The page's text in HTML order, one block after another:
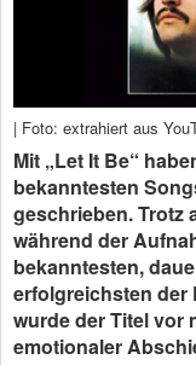
| Foto: extrahiert aus
Mit „Let It Be“
bekanntesten
geschrieben. Trotz
während der
bekanntesten,
erfolgreichsten der
wurde der Titel vor
emotionaler